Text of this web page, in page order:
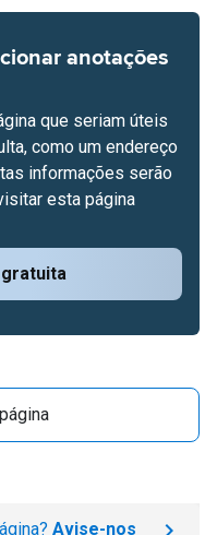
anotações
gratuita
que seriam úteis
como um endereço
informações serão
esta página
Avise-nos